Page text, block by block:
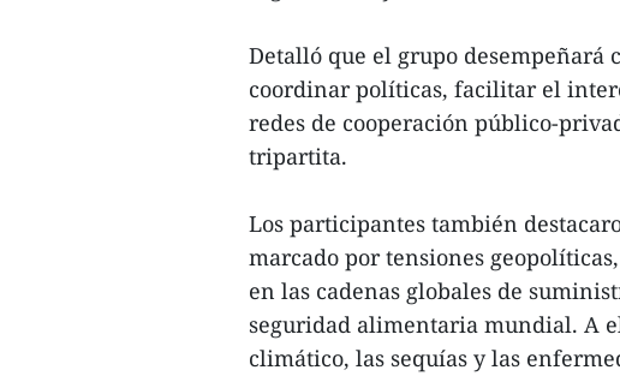
Detalló que el grupo desempeñará
coordinar políticas, facilitar el
redes de cooperación público-
tripartita.
Los participantes también
marcado por tensiones
en las cadenas globales de
seguridad alimentaria mundial. A
climático, las sequías y las